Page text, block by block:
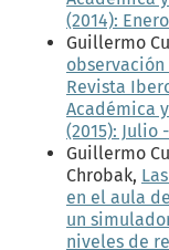
(2014):
Guillermo
Revista
Académica
(2015): Julio
Guillermo
Chrobak,
en el aula
un
niveles de